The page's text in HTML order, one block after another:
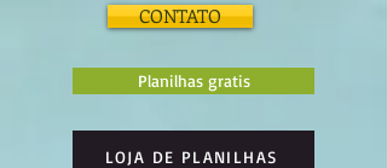
CONTATO
Planilhas gratis
LOJA DE PLANILHAS